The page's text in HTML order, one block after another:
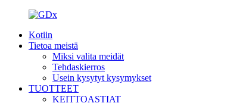
Kotiin
Tietoa meistä
Miksi valita meidät
Tehdaskierros
Usein kysytyt kysymykset
TUOTTEET
KEITTOASTIAT